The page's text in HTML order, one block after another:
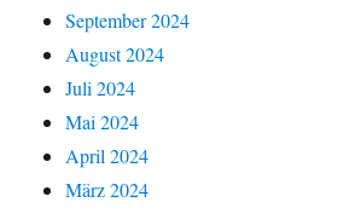
September 2024
August 2024
Juli 2024
Mai 2024
April 2024
März 2024